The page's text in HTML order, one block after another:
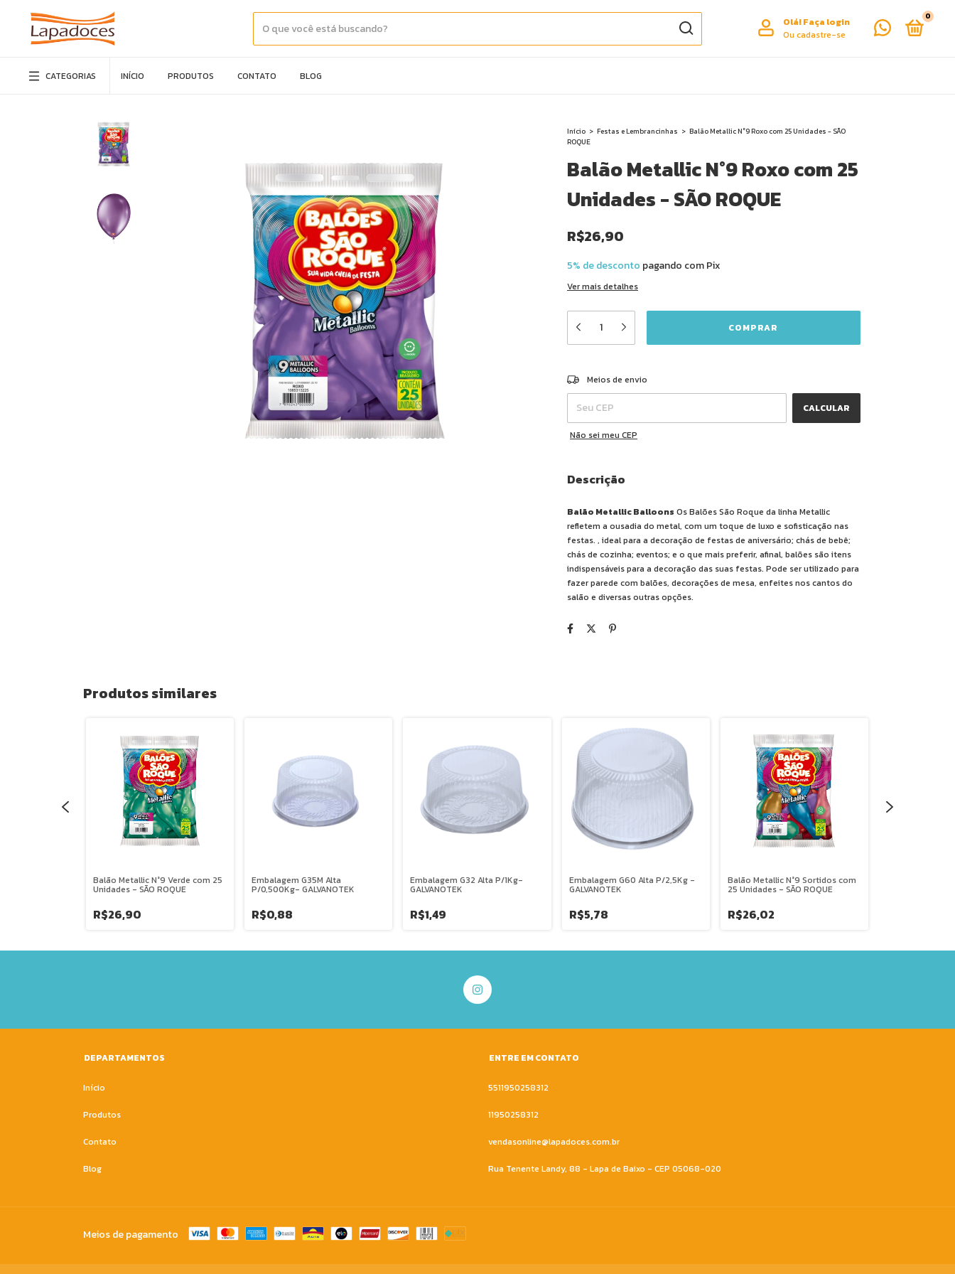
Olá!Faça login
Ou cadastre-se
0
CATEGORIAS INÍCIO PRODUTOS CONTATO BLOG
Início > Festas e Lembrancinhas > Balão Metallic N°9 Roxo com 25 Unidades - SÃO
ROQUE
Balão Metallic N°9 Roxo com 25
Unidades - SÃO ROQUE
R$26,90
5% de desconto pagando com Pix
Ver mais detalhes
Entregas para o CEP:
Meios de envio
CALCULAR
Não sei meu CEP
Descrição
Balão Metallic Balloons Os Balões São Roque da linha Metallic
refletem a ousadia do metal, com um toque de luxo e sofisticação nas
festas. , ideal para a decoração de festas de aniversário; chás de bebê;
chás de cozinha; eventos; e o que mais preferir, afinal, balões são itens
indispensáveis para a decoração das suas festas. Pode ser utilizado para
fazer parede com balões, decorações de mesa, enfeites nos cantos do
salão e diversas outras opções.
Produtos similares
Balão Metallic N°9 Verde com 25
Unidades - SÃO ROQUE
R$26,90
Embalagem G35M Alta
P/0,500Kg- GALVANOTEK
R$0,88
Embalagem G32 Alta P/1Kg-
GALVANOTEK
R$1,49
Embalagem G60 Alta P/2,5Kg -
GALVANOTEK
R$5,78
Balão Metallic N°9 Sortidos com
25 Unidades - SÃO ROQUE
R$26,02
DEPARTAMENTOS
Início
Produtos
Contato
Blog
ENTRE EM CONTATO
5511950258312
11950258312
vendasonline@lapadoces.com.br
Rua Tenente Landy, 88 - Lapa de Baixo - CEP 05068-020
Meios de pagamento